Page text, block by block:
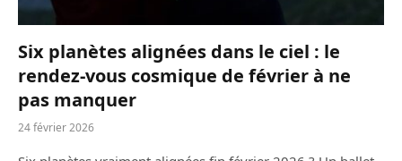
Six planètes alignées dans le ciel : le
rendez-vous cosmique de février à ne
pas manquer
24 février 2026